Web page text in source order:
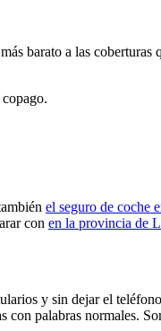
barato a las coberturas
el seguro de coche
con en la provincia de
y sin dejar el
palabras normales.